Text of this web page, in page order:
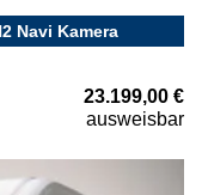
Navi Kamera
23.199,00 €
ausweisbar